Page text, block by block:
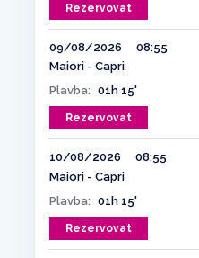
Rezervovat
09/08/2026
08:55
Maiori - Capri
Plavba: 01h 15'
Rezervovat
10/08/2026
08:55
Maiori - Capri
Plavba: 01h 15'
Rezervovat